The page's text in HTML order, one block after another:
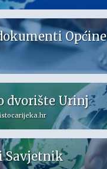
Općine
dvorište Urinj
Savjetnik